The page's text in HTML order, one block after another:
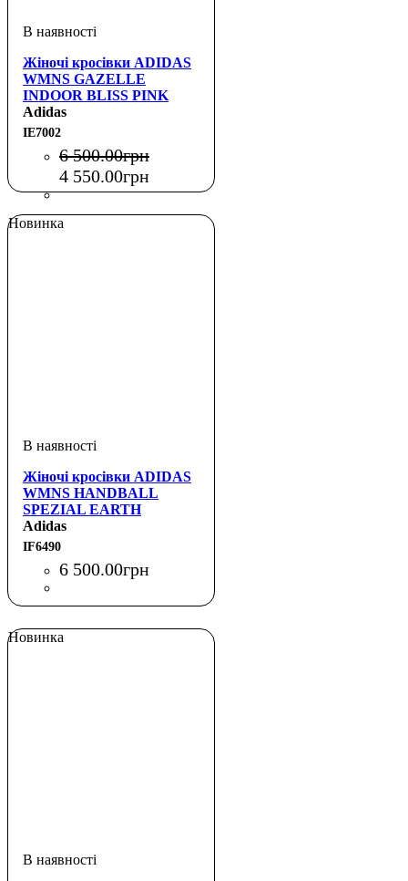
Жіночі кросівки ADIDAS
WMNS GAZELLE
INDOOR BLISS PINK
PURPLE
Adidas
IE7002
6 500.00грн
4 550.00грн
Новинка
Жіночі кросівки ADIDAS
WMNS HANDBALL
SPEZIAL EARTH
STRATA / OFF WHITE
Adidas
IF6490
6 500.00грн
Новинка